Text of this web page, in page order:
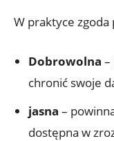
W praktyce zgoda
Dobrowolna –
chronić swoje
jasna –
dostępna w